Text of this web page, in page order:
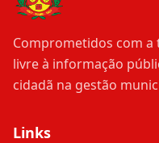
Comprometidos com a
livre à informação
cidadã na gestão
Links